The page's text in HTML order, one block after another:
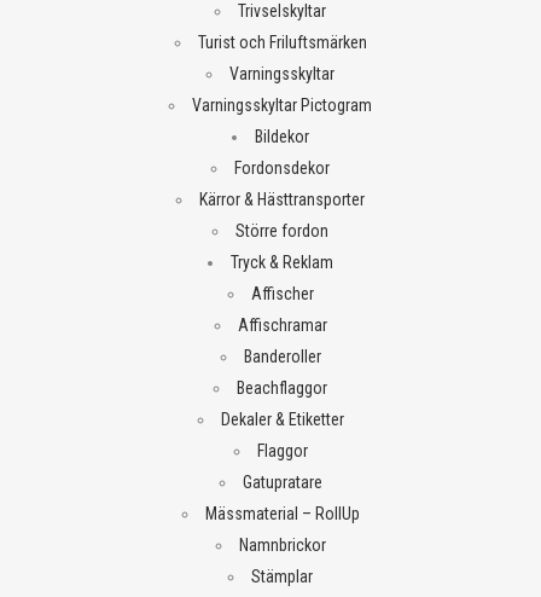
Trivselskyltar
Turist och Friluftsmärken
Varningsskyltar
Varningsskyltar Pictogram
Bildekor
Fordonsdekor
Kärror & Hästtransporter
Större fordon
Tryck & Reklam
Affischer
Affischramar
Banderoller
Beachflaggor
Dekaler & Etiketter
Flaggor
Gatupratare
Mässmaterial – RollUp
Namnbrickor
Stämplar